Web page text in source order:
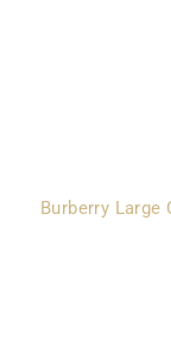
Burberry Large